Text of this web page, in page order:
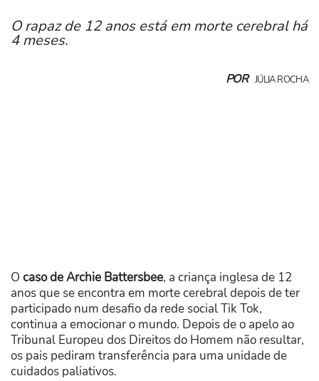
O rapaz de 12 anos está em morte cerebral há
4 meses.
POR JÚLIA ROCHA
O caso de Archie Battersbee, a criança inglesa de 12
anos que se encontra em morte cerebral depois de ter
participado num desafio da rede social Tik Tok,
continua a emocionar o mundo. Depois de o apelo ao
Tribunal Europeu dos Direitos do Homem não resultar,
os pais pediram transferência para uma unidade de
cuidados paliativos.